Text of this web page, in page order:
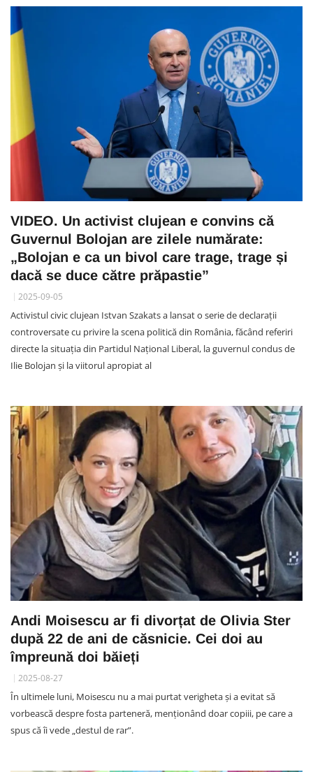
VIDEO. Un activist clujean e convins că
Guvernul Bolojan are zilele numărate:
„Bolojan e ca un bivol care trage, trage și
dacă se duce către prăpastie”
2025-09-05
Activistul civic clujean Istvan Szakats a lansat o serie de declarații
controversate cu privire la scena politică din România, făcând referiri
directe la situația din Partidul Național Liberal, la guvernul condus de
Ilie Bolojan și la viitorul apropiat al
Andi Moisescu ar fi divorțat de Olivia Ster
după 22 de ani de căsnicie. Cei doi au
împreună doi băieți
2025-08-27
În ultimele luni, Moisescu nu a mai purtat verigheta și a evitat să
vorbească despre fosta parteneră, menționând doar copiii, pe care a
spus că îi vede „destul de rar”.